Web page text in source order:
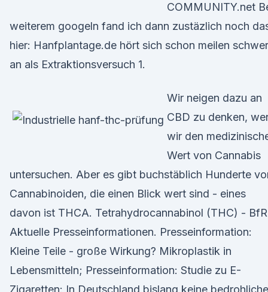
COMMUNITY.net
weiterem googeln fand ich dann zustäzlich noch
hier: Hanfplantage.de hört sich schon meilen
an als Extraktionsversuch 1.
Wir neigen dazu an
CBD zu denken,
wir den
Wert von Cannabis
untersuchen. Aber es gibt buchstäblich Hunderte
Cannabinoiden, die einen Blick wert sind - eines
davon ist THCA. Tetrahydrocannabinol (THC) - BfR
Aktuelle Presseinformationen. Presseinformation:
Kleine Teile - große Wirkung? Mikroplastik in
Lebensmitteln; Presseinformation: Studie zu E-
Zigaretten: In Deutschland bislang keine bedrohliche